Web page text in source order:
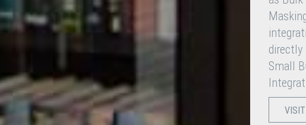
directly
Small